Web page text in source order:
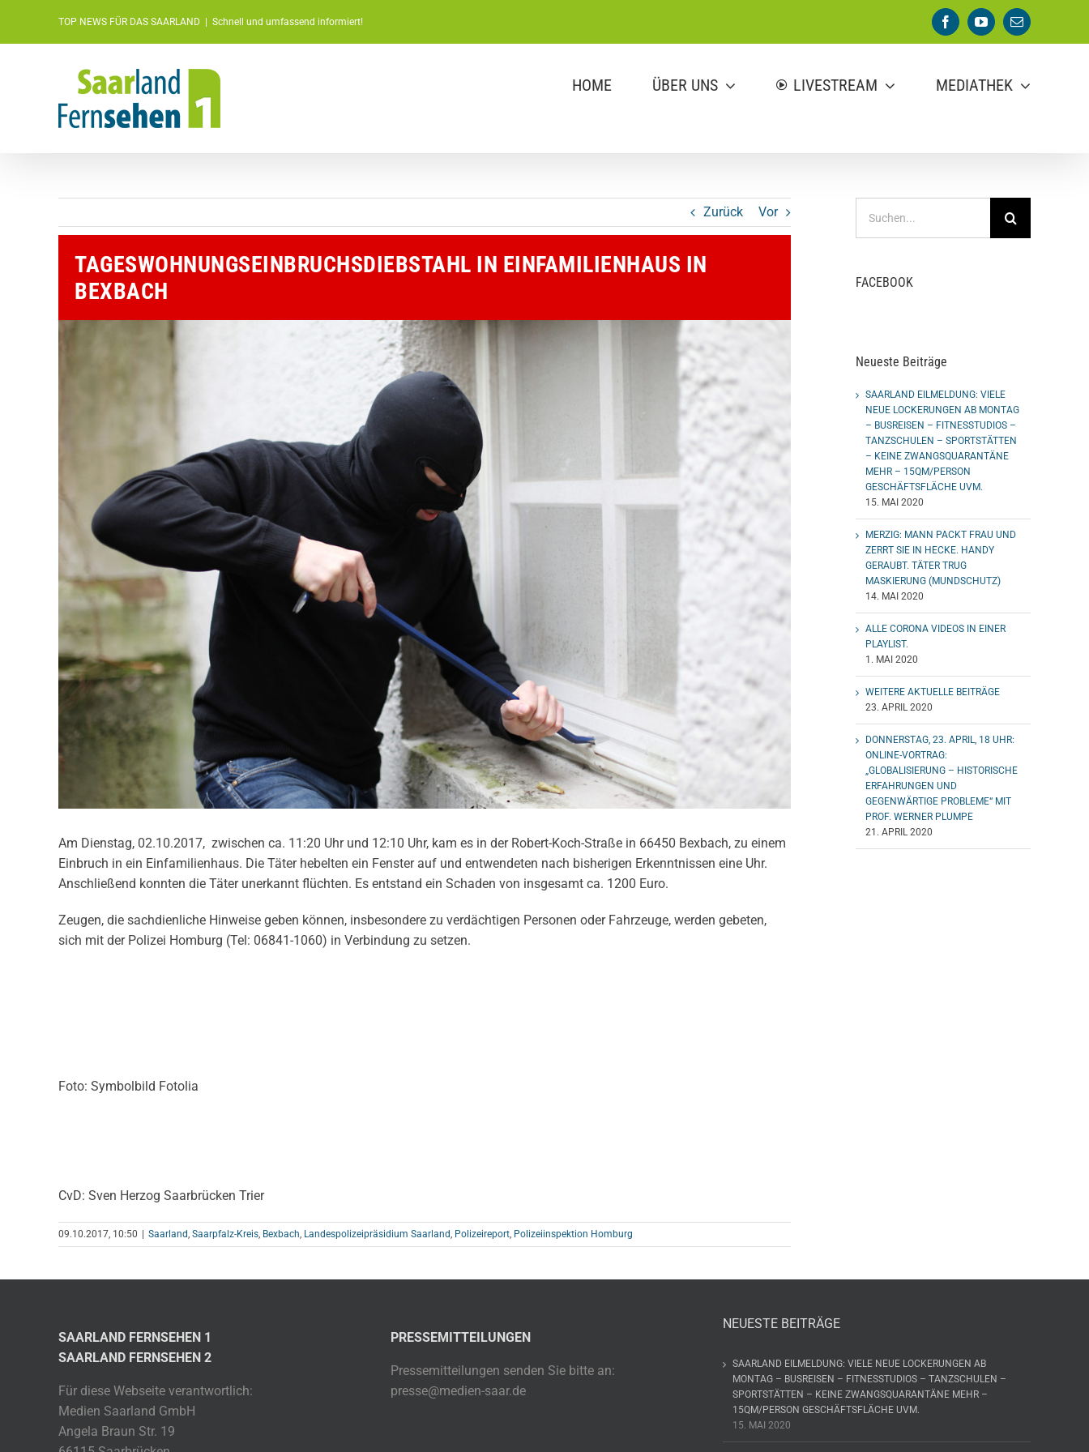
TOP NEWS FÜR DAS SAARLAND Schnell und umfassend informiert! FacebookYouTube
E-
Mail
HOME ÜBER UNS LIVESTREAM MEDIATHEK
Zurück Vor
TAGESWOHNUNGSEINBRUCHSDIEBSTAHL IN EINFAMILIENHAUS IN
BEXBACH
Am Dienstag, 02.10.2017, zwischen ca. 11:20 Uhr und 12:10 Uhr, kam es in der Robert-Koch-Straße in 66450 Bexbach, zu einem
Einbruch in ein Einfamilienhaus. Die Täter hebelten ein Fenster auf und entwendeten nach bisherigen Erkenntnissen eine Uhr.
Anschließend konnten die Täter unerkannt flüchten. Es entstand ein Schaden von insgesamt ca. 1200 Euro.
Zeugen, die sachdienliche Hinweise geben können, insbesondere zu verdächtigen Personen oder Fahrzeuge, werden gebeten,
sich mit der Polizei Homburg (Tel: 06841-1060) in Verbindung zu setzen.
Foto: Symbolbild Fotolia
CvD: Sven Herzog Saarbrücken Trier
09.10.2017, 10:50 | Saarland Saarpfalz-Kreis Bexbach Landespolizeipräsidium Saarland Polizeireport Polizeiinspektion Homburg
nach:
FACEBOOK
Neueste Beiträge
SAARLAND EILMELDUNG: VIELE
NEUE LOCKERUNGEN AB MONTAG
– BUSREISEN – FITNESSTUDIOS –
TANZSCHULEN – SPORTSTÄTTEN
– KEINE ZWANGSQUARANTÄNE
MEHR – 15QM/PERSON
GESCHÄFTSFLÄCHE UVM.
15. MAI 2020
MERZIG: MANN PACKT FRAU UND
ZERRT SIE IN HECKE. HANDY
GERAUBT. TÄTER TRUG
MASKIERUNG (MUNDSCHUTZ)
14. MAI 2020
ALLE CORONA VIDEOS IN EINER
PLAYLIST.
1. MAI 2020
WEITERE AKTUELLE BEITRÄGE
23. APRIL 2020
DONNERSTAG, 23. APRIL, 18 UHR:
ONLINE-VORTRAG:
„GLOBALISIERUNG – HISTORISCHE
ERFAHRUNGEN UND
GEGENWÄRTIGE PROBLEME“ MIT
PROF. WERNER PLUMPE
21. APRIL 2020
SAARLAND FERNSEHEN 1
SAARLAND FERNSEHEN 2
Für diese Webseite verantwortlich:
Medien Saarland GmbH
Angela Braun Str. 19
PRESSEMITTEILUNGEN
Pressemitteilungen senden Sie bitte an:
presse@medien-saar.de
NEUESTE BEITRÄGE
SAARLAND EILMELDUNG: VIELE NEUE LOCKERUNGEN AB
MONTAG – BUSREISEN – FITNESSTUDIOS – TANZSCHULEN –
SPORTSTÄTTEN – KEINE ZWANGSQUARANTÄNE MEHR –
15QM/PERSON GESCHÄFTSFLÄCHE UVM.
15. MAI 2020